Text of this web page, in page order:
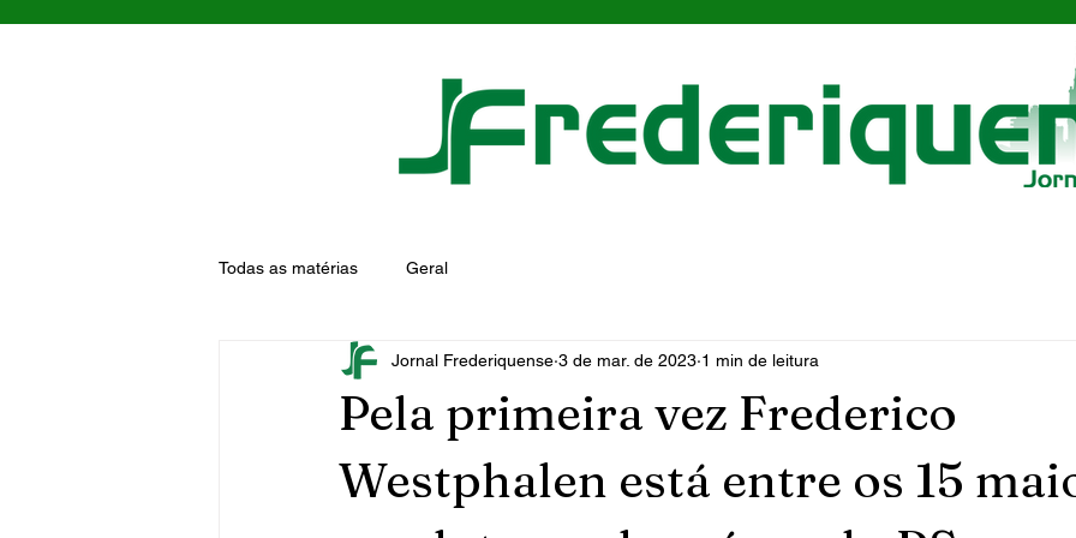
Todas as matérias Geral
Pela primeira vez Frederico
Westphalen está entre os 15
Jornal Frederiquense 3 de mar. de 2023 1 min de leitura